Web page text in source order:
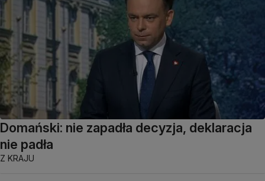
Domański: nie zapadła decyzja, deklaracja
nie padła
Z KRAJU